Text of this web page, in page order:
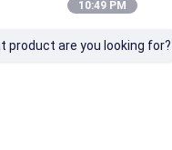
10:49 PM
product are you looking for?